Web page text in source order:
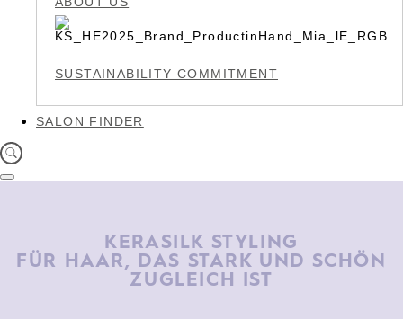
SUSTAINABILITY COMMITMENT
SALON FINDER
KERASILK STYLING
FÜR HAAR, DAS STARK UND SCHÖN
ZUGLEICH IST